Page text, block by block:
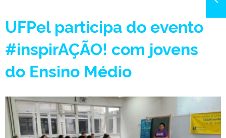
UFPel participa do evento
#inspirAÇÃO! com jovens
do Ensino Médio